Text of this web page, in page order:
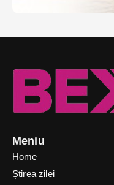
Meniu
Home
Știrea zilei